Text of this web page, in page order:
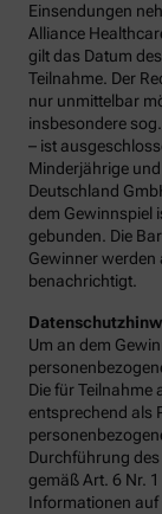
Einsendungen
Alliance
gilt das Datum
Teilnahme. Der
nur unmittelbar
insbesondere
– ist
Minderjährige
Deutschland
dem Gewinnspiel
gebunden. Die
Gewinner werden
benachrichtigt.
Um an dem
Die für Teilnahme
entsprechend als
Durchführung
gemäß Art. 6 Nr.
Informationen auf